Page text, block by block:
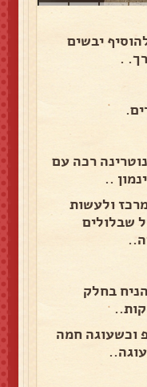
יבשים
.
רכה עם
ולעשות
של שבלולים
להניח בחלק
וכשעוגה חמה